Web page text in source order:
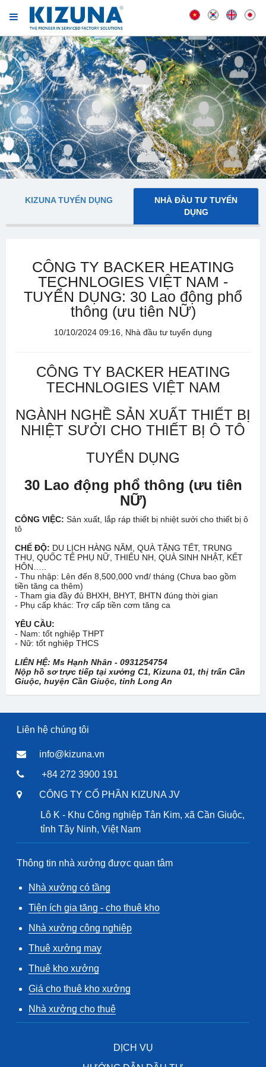
KIZUNA TUYỂN DỤNG
NHÀ ĐẦU TƯ TUYỂN
DỤNG
CÔNG TY BACKER HEATING
TECHNLOGIES VIỆT NAM -
TUYỂN DỤNG: 30 Lao động phổ
thông (ưu tiên NỮ)
10/10/2024 09:16, Nhà đầu tư tuyển dụng
CÔNG TY BACKER HEATING
TECHNLOGIES VIỆT NAM
NGÀNH NGHỀ SẢN XUẤT THIẾT BỊ
NHIỆT SƯỞI CHO THIẾT BỊ Ô TÔ
TUYỂN DỤNG
30 Lao động phổ thông (ưu tiên
NỮ)
CÔNG VIỆC: Sản xuất, lắp ráp thiết bị nhiệt sưởi cho thiết bị ô
tô
CHẾ ĐỘ: DU LỊCH HÀNG NĂM, QUÀ TẶNG TẾT, TRUNG
THU, QUỐC TẾ PHỤ NỮ, THIẾU NH, QUÀ SINH NHẬT, KẾT
HÔN…..
- Thu nhập: Lên đến 8,500,000 vnđ/ tháng (Chưa bao gồm
tiền tăng ca thêm)
- Tham gia đầy đủ BHXH, BHYT, BHTN đúng thời gian
- Phụ cấp khác: Trợ cấp tiền cơm tăng ca
YÊU CẦU:
- Nam: tốt nghiệp THPT
- Nữ: tốt nghiệp THCS
LIÊN HỆ: Ms Hạnh Nhân - 0931254754
Nộp hồ sơ trực tiếp tại xưởng C1, Kizuna 01, thị trấn Cần
Giuộc, huyện Cần Giuộc, tỉnh Long An
Liên hệ chúng tôi
info@kizuna.vn
+84 272 3900 191
CÔNG TY CỔ PHẦN KIZUNA JV
Lô K - Khu Công nghiệp Tân Kim, xã Cần Giuộc,
tỉnh Tây Ninh, Việt Nam
Thông tin nhà xưởng được quan tâm
Nhà xưởng có tầng
Tiện ích gia tăng - cho thuê kho
Nhà xưởng công nghiệp
Thuê xưởng may
Thuê kho xưởng
Giá cho thuê kho xưởng
Nhà xưởng cho thuê
DỊCH VỤ